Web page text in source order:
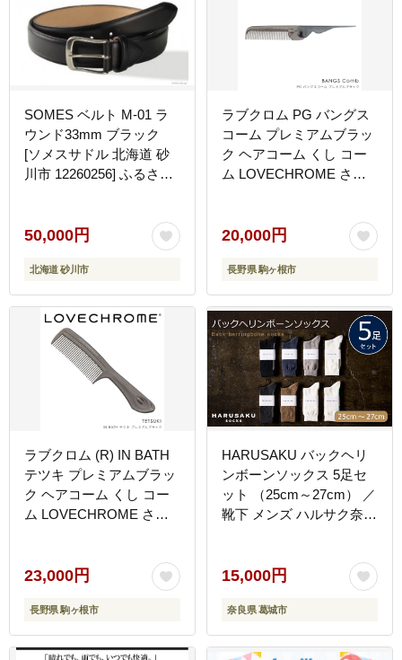
SOMES ベルト M-01 ラ
ウンド33mm ブラック
[ソメスサドル 北海道 砂
川市 12260256] ふるさと
ンズ 紳士
50,000円
北海道 砂川市
ラブクロム PG バングス
コーム プレミアムブラッ
ク ヘアコーム くし コー
ム LOVECHROME さら
20,000円
長野県 駒ヶ根市
ラブクロム (R) IN BATH
テツキ プレミアムブラッ
ク ヘアコーム くし コー
ム LOVECHROME さら
23,000円
長野県 駒ヶ根市
HARUSAKU バックヘリ
ンボーンソックス 5足セ
ット （25cm～27cm） ／
靴下 メンズ ハルサク奈良
15,000円
奈良県 葛城市